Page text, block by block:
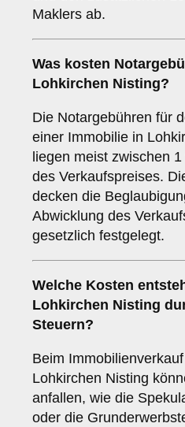
Maklers ab.
Was kosten
Lohkirchen Nisting?
Die Notargebühren für
einer Immobilie in
liegen meist zwischen
des Verkaufspreises.
decken die
Abwicklung des
gesetzlich festgelegt.
Welche Kosten
Lohkirchen Nisting
Steuern?
Beim
Lohkirchen Nisting
anfallen, wie die
oder die